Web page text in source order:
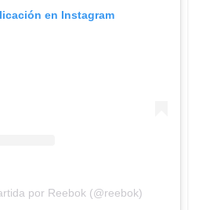
en Instagram
por Reebok (@reebok)